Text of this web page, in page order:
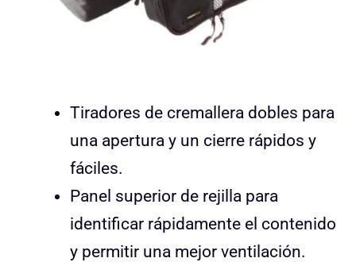
Tiradores de cremallera dobles para
una apertura y un cierre rápidos y
fáciles.
Panel superior de rejilla para
identificar rápidamente el contenido
y permitir una mejor ventilación.